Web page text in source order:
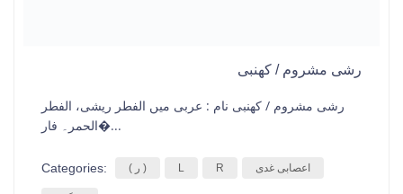
رشی مشروم / کھنبی
رشی مشروم / کھنبی نام : عربی میں الفطر ریشی، الفطر
الحمر۔ فار�...
Categories: ( ر ) L R اعصابی غدی